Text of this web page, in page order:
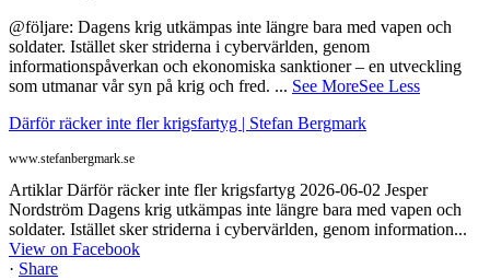
@följare: Dagens krig utkämpas inte längre bara med vapen och
soldater. Istället sker striderna i cybervärlden, genom
informationspåverkan och ekonomiska sanktioner – en utveckling
som utmanar vår syn på krig och fred. ... See MoreSee Less
Därför räcker inte fler krigsfartyg | Stefan Bergmark
www.stefanbergmark.se
Artiklar Därför räcker inte fler krigsfartyg 2026-06-02 Jesper
Nordström Dagens krig utkämpas inte längre bara med vapen och
soldater. Istället sker striderna i cybervärlden, genom information...
View on Facebook
· Share